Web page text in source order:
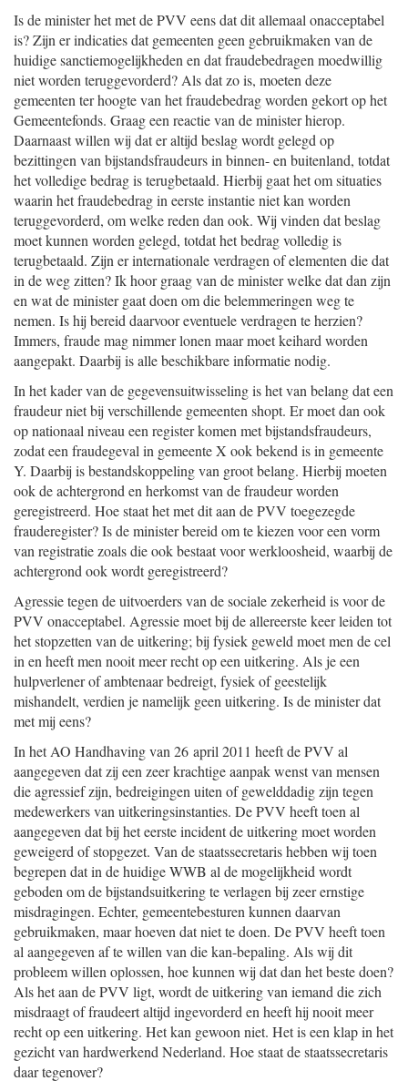
Is de minister het met de PVV eens dat dit allemaal onacceptabel
is? Zijn er indicaties dat gemeenten geen gebruikmaken van de
huidige sanctiemogelijkheden en dat fraudebedragen moedwillig
niet worden teruggevorderd? Als dat zo is, moeten deze
gemeenten ter hoogte van het fraudebedrag worden gekort op het
Gemeentefonds. Graag een reactie van de minister hierop.
Daarnaast willen wij dat er altijd beslag wordt gelegd op
bezittingen van bijstandsfraudeurs in binnen- en buitenland, totdat
het volledige bedrag is terugbetaald. Hierbij gaat het om situaties
waarin het fraudebedrag in eerste instantie niet kan worden
teruggevorderd, om welke reden dan ook. Wij vinden dat beslag
moet kunnen worden gelegd, totdat het bedrag volledig is
terugbetaald. Zijn er internationale verdragen of elementen die dat
in de weg zitten? Ik hoor graag van de minister welke dat dan zijn
en wat de minister gaat doen om die belemmeringen weg te
nemen. Is hij bereid daarvoor eventuele verdragen te herzien?
Immers, fraude mag nimmer lonen maar moet keihard worden
aangepakt. Daarbij is alle beschikbare informatie nodig.
In het kader van de gegevensuitwisseling is het van belang dat een
fraudeur niet bij verschillende gemeenten shopt. Er moet dan ook
op nationaal niveau een register komen met bijstandsfraudeurs,
zodat een fraudegeval in gemeente X ook bekend is in gemeente
Y. Daarbij is bestandskoppeling van groot belang. Hierbij moeten
ook de achtergrond en herkomst van de fraudeur worden
geregistreerd. Hoe staat het met dit aan de PVV toegezegde
frauderegister? Is de minister bereid om te kiezen voor een vorm
van registratie zoals die ook bestaat voor werkloosheid, waarbij de
achtergrond ook wordt geregistreerd?
Agressie tegen de uitvoerders van de sociale zekerheid is voor de
PVV onacceptabel. Agressie moet bij de allereerste keer leiden tot
het stopzetten van de uitkering; bij fysiek geweld moet men de cel
in en heeft men nooit meer recht op een uitkering. Als je een
hulpverlener of ambtenaar bedreigt, fysiek of geestelijk
mishandelt, verdien je namelijk geen uitkering. Is de minister dat
met mij eens?
In het AO Handhaving van 26 april 2011 heeft de PVV al
aangegeven dat zij een zeer krachtige aanpak wenst van mensen
die agressief zijn, bedreigingen uiten of gewelddadig zijn tegen
medewerkers van uitkeringsinstanties. De PVV heeft toen al
aangegeven dat bij het eerste incident de uitkering moet worden
geweigerd of stopgezet. Van de staatssecretaris hebben wij toen
begrepen dat in de huidige WWB al de mogelijkheid wordt
geboden om de bijstandsuitkering te verlagen bij zeer ernstige
misdragingen. Echter, gemeentebesturen kunnen daarvan
gebruikmaken, maar hoeven dat niet te doen. De PVV heeft toen
al aangegeven af te willen van die kan-bepaling. Als wij dit
probleem willen oplossen, hoe kunnen wij dat dan het beste doen?
Als het aan de PVV ligt, wordt de uitkering van iemand die zich
misdraagt of fraudeert altijd ingevorderd en heeft hij nooit meer
recht op een uitkering. Het kan gewoon niet. Het is een klap in het
gezicht van hardwerkend Nederland. Hoe staat de staatssecretaris
daar tegenover?